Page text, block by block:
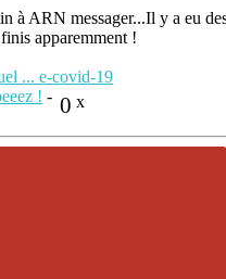
à ARN messager...Il y a eu
apparemment !
... e-covid-19
0 x
! -